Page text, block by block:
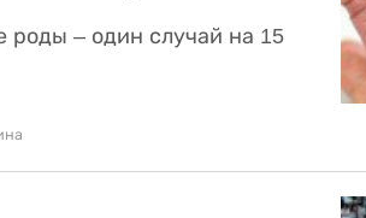
роды – один случай на 15